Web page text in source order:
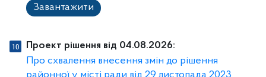
Завантажити
Проект рішення від 04.08.2026:
Про схвалення внесення змін до рішення